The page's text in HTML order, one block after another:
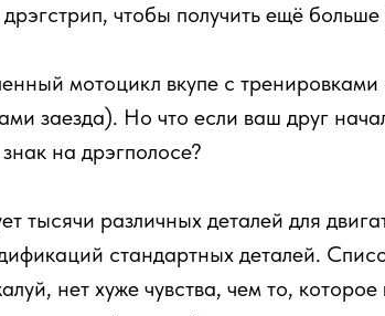
чтобы получить ещё
мотоцикл вкупе с тренировками
заезда). Но что если ваш друг
на дрэгполосе?
тысячи различных деталей для
стандартных деталей.
нет хуже чувства, чем то,